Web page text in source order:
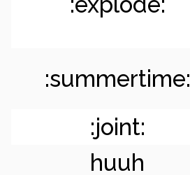
:summertime:
:joint:
huuh